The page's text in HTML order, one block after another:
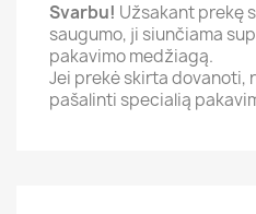
Svarbu! Užsakant prekę
saugumo, ji siunčiama
pakavimo medžiagą.
Jei prekė skirta dovanoti,
pašalinti specialią